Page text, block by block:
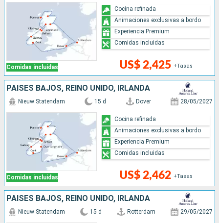
Comidas incluidas US$ 2,425 +Tasas
Cocina refinada
Animaciones exclusivas a bordo
Experiencia Premium
Comidas incluidas
PAISES BAJOS, REINO UNIDO, IRLANDA
Comidas incluidas
Nieuw Statendam 15 d Dover 28/05/2027
US$ 2,462 +Tasas
Cocina refinada
Animaciones exclusivas a bordo
Experiencia Premium
Comidas incluidas
PAISES BAJOS, REINO UNIDO, IRLANDA
Nieuw Statendam 15 d Rotterdam 29/05/2027